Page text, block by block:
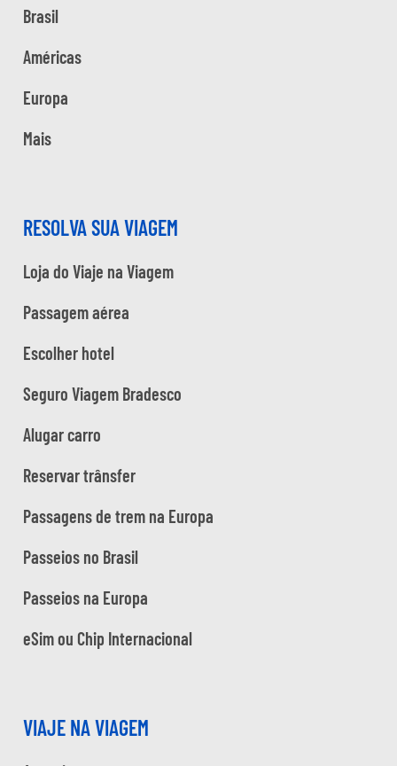
Brasil
Américas
Europa
Mais
RESOLVA SUA VIAGEM
Loja do Viaje na Viagem
Passagem aérea
Escolher hotel
Seguro Viagem Bradesco
Alugar carro
Reservar trânsfer
Passagens de trem na Europa
Passeios no Brasil
Passeios na Europa
eSim ou Chip Internacional
VIAJE NA VIAGEM